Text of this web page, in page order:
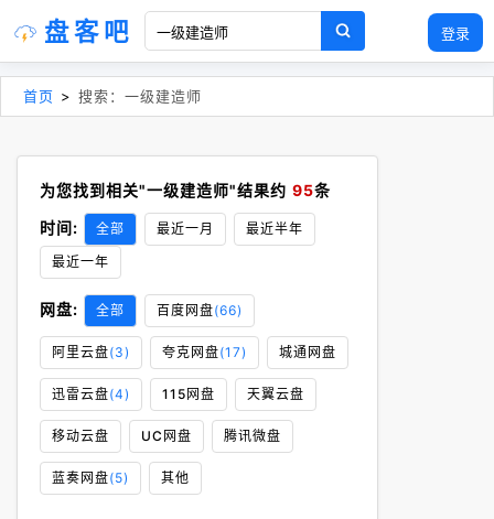
登录
盘客吧
首页 > 搜索：一级建造师
为您找到相关"一级建造师"结果约 95条
时间:
全部 最近一月
最近半年
最近一年
网盘: 全部 百度网盘(66)
阿里云盘(3) 夸克网盘(17) 城通网盘
迅雷云盘(4) 115网盘 天翼云盘
移动云盘 UC网盘 腾讯微盘
蓝奏网盘(5) 其他